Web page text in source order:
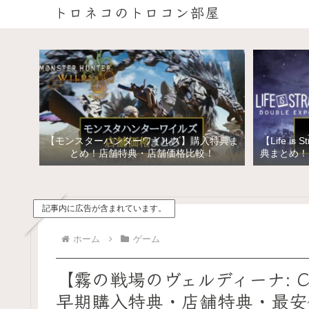
トロネコのトロコン部屋
【モンスターハンターワイルズ】購入特典ま
とめ！店舗特典・店舗価格比較！
【Life is
典まとめ
イズ ス
記事内に広告が含まれています。
ホーム ゲーム
【霧の戦場のヴェルディーナ
早期購入特典・店舗特典・最